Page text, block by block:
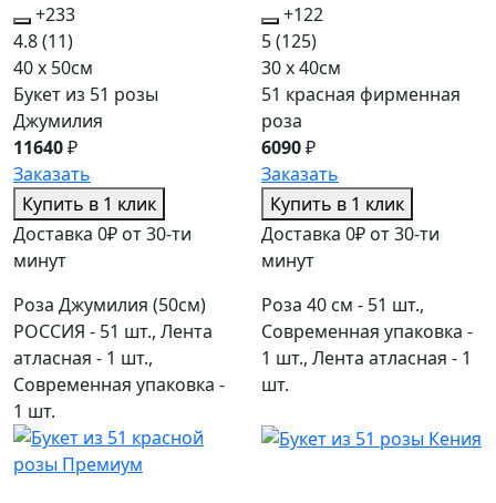
+233
4.8(11)
40 x 50см
Букет из 51 розы
Джумилия
11640₽
Заказать
Купить в 1 клик
Доставка 0₽ от 30-ти
минут
Роза Джумилия (50см)
РОССИЯ - 51 шт., Лента
атласная - 1 шт.,
Современная упаковка -
1 шт.
+122
5(125)
30 x 40см
51 красная фирменная
роза
6090₽
Заказать
Купить в 1 клик
Доставка 0₽ от 30-ти
минут
Роза 40 см - 51 шт.,
Современная упаковка -
1 шт., Лента атласная - 1
шт.